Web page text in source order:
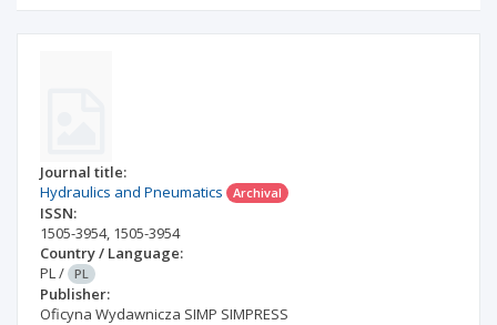
Journal title:
Hydraulics and Pneumatics
Archival
ISSN:
1505-3954, 1505-3954
Country / Language:
PL/ PL
Publisher:
Oficyna Wydawnicza SIMP SIMPRESS